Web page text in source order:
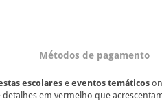
Métodos de pagamento
escolarese eventos temáticos
detalhes em vermelho que